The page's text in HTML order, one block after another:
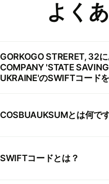
よく
GORKOGO STRERET, 32
COMPANY 'STATE
UKRAINE'のSWIFTコード
COSBUAUKSUMとは何で
SWIFTコードとは？